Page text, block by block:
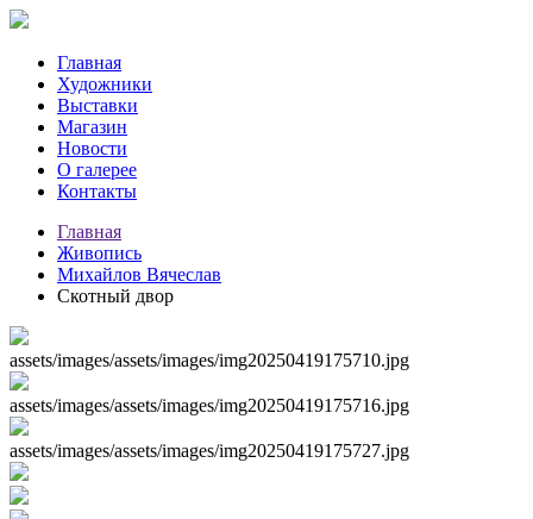
Главная
Художники
Выставки
Магазин
Новости
О галерее
Контакты
Главная
Живопись
Михайлов Вячеслав
Скотный двор
assets/images/assets/images/img20250419175710.jpg
assets/images/assets/images/img20250419175716.jpg
assets/images/assets/images/img20250419175727.jpg